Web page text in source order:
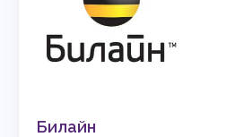
Билайн